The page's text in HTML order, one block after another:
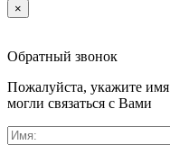
×
Обратный звонок
Пожалуйста, укажите
могли связаться с Вами